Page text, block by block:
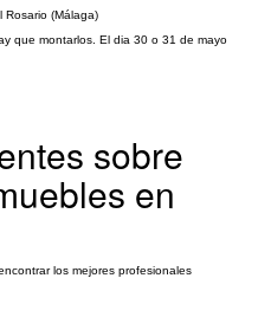
(Málaga)
que montarlos. El dia 30 o 31 de mayo
sobre
en
los mejores profesionales